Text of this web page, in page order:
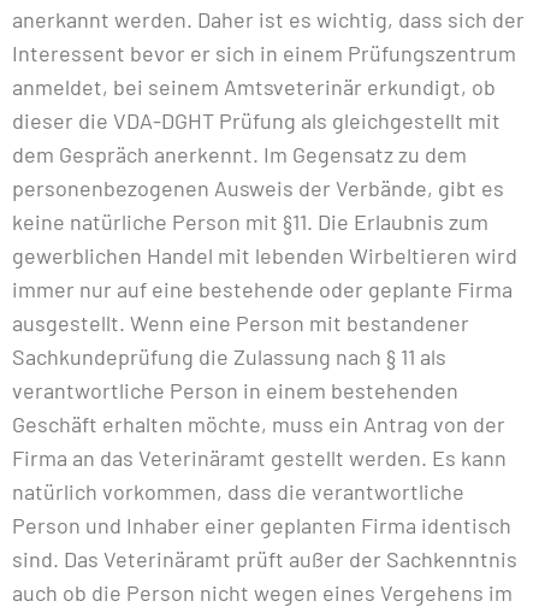
anerkannt werden. Daher ist es wichtig, dass sich der
Interessent bevor er sich in einem Prüfungszentrum
anmeldet, bei seinem Amtsveterinär erkundigt, ob
dieser die VDA-DGHT Prüfung als gleichgestellt mit
dem Gespräch anerkennt. Im Gegensatz zu dem
personenbezogenen Ausweis der Verbände, gibt es
keine natürliche Person mit §11. Die Erlaubnis zum
gewerblichen Handel mit lebenden Wirbeltieren wird
immer nur auf eine bestehende oder geplante Firma
ausgestellt. Wenn eine Person mit bestandener
Sachkundeprüfung die Zulassung nach § 11 als
verantwortliche Person in einem bestehenden
Geschäft erhalten möchte, muss ein Antrag von der
Firma an das Veterinäramt gestellt werden. Es kann
natürlich vorkommen, dass die verantwortliche
Person und Inhaber einer geplanten Firma identisch
sind. Das Veterinäramt prüft außer der Sachkenntnis
auch ob die Person nicht wegen eines Vergehens im